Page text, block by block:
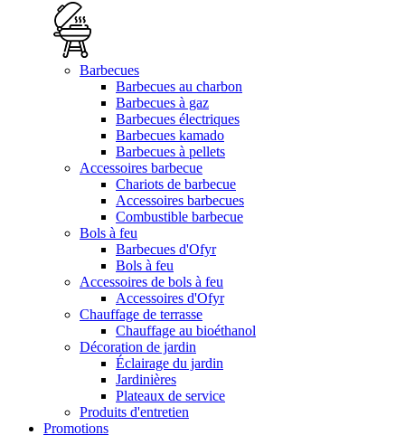
Barbecues
Barbecues au charbon
Barbecues à gaz
Barbecues électriques
Barbecues kamado
Barbecues à pellets
Accessoires barbecue
Chariots de barbecue
Accessoires barbecues
Combustible barbecue
Bols à feu
Barbecues d'Ofyr
Bols à feu
Accessoires de bols à feu
Accessoires d'Ofyr
Chauffage de terrasse
Chauffage au bioéthanol
Décoration de jardin
Éclairage du jardin
Jardinières
Plateaux de service
Produits d'entretien
Promotions